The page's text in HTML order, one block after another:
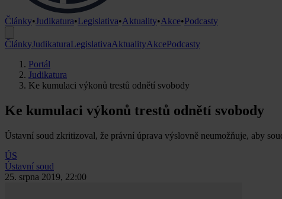
Články•Judikatura•Legislativa•Aktuality•Akce•Podcasty
ČlánkyJudikaturaLegislativaAktualityAkcePodcasty
Portál
Judikatura
Ke kumulaci výkonů trestů odnětí svobody
Ke kumulaci výkonů trestů odnětí svobody
Ústavní soud zkritizoval, že právní úprava výslovně neumožňuje, aby
ÚS
Ústavní soud
25. srpna 2019, 22:00